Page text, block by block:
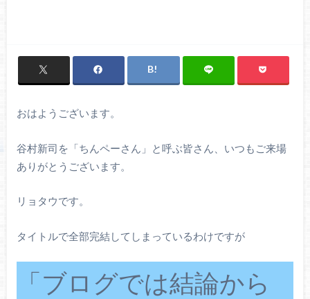
おはようございます。
谷村新司を「ちんペーさん」と呼ぶ皆さん、いつもご来場
ありがとうございます。
リョタウです。
タイトルで全部完結してしまっているわけですが
「ブログでは結論から